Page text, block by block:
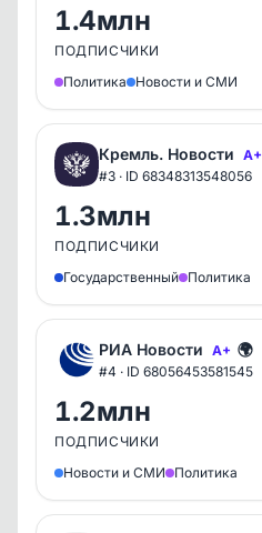
1.4млн
ПОДПИСЧИКИ
Политика
Новости и СМИ
Кремль. Новости A+
#3 · ID 68348313548056
1.3млн
ПОДПИСЧИКИ
Государственный Политика
РИА Новости A+ 🌍
#4 · ID 68056453581545
1.2млн
ПОДПИСЧИКИ
Новости и СМИ
Политика